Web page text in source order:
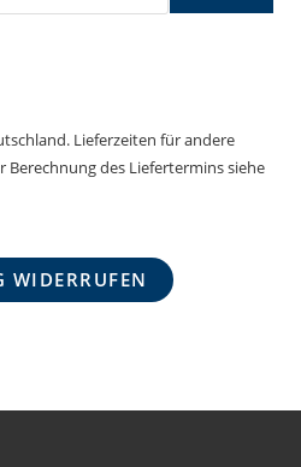
Lieferzeiten für andere
des Liefertermins siehe
WIDERRUFEN